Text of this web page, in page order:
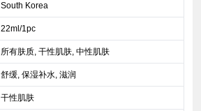
South Korea
22ml/1pc
所有肤质, 干性肌肤, 中性肌肤
舒缓, 保湿补水, 滋润
干性肌肤